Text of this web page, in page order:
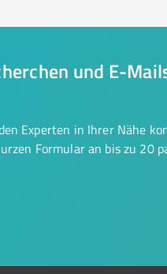
und E-
Experten in Ihrer Nähe
Formular an bis zu 20